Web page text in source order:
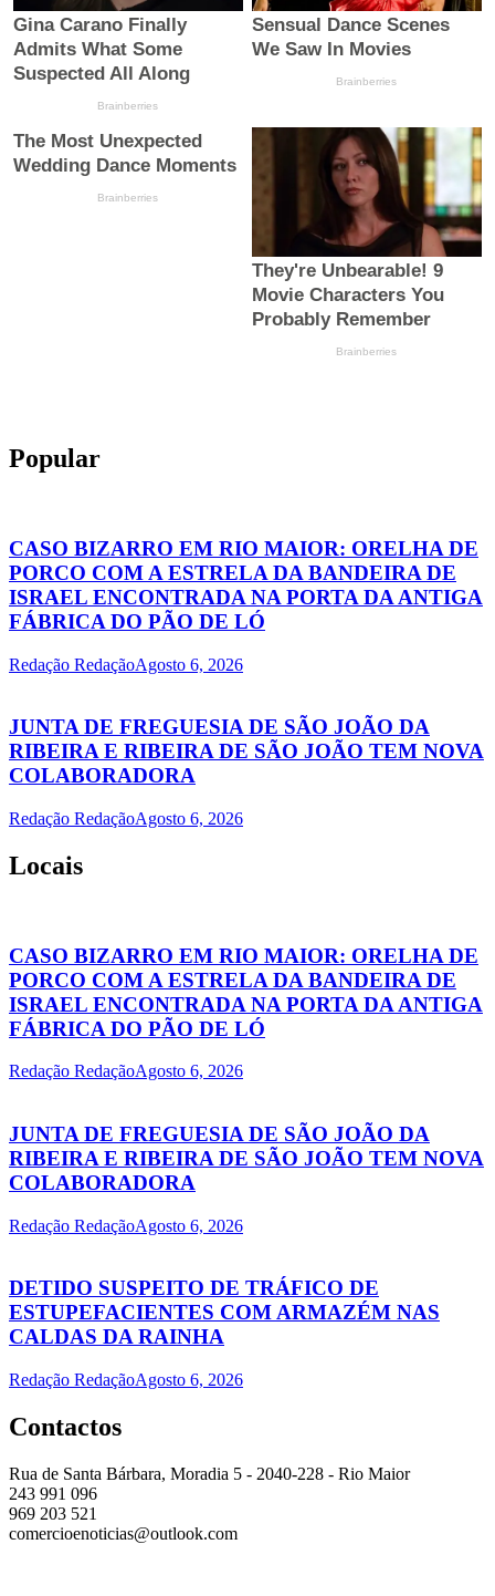
Popular
CASO BIZARRO EM RIO MAIOR: ORELHA DE
PORCO COM A ESTRELA DA BANDEIRA DE
ISRAEL ENCONTRADA NA PORTA DA ANTIGA
FÁBRICA DO PÃO DE LÓ
Redação RedaçãoAgosto 6, 2026
JUNTA DE FREGUESIA DE SÃO JOÃO DA
RIBEIRA E RIBEIRA DE SÃO JOÃO TEM NOVA
COLABORADORA
Redação RedaçãoAgosto 6, 2026
Locais
CASO BIZARRO EM RIO MAIOR: ORELHA DE
PORCO COM A ESTRELA DA BANDEIRA DE
ISRAEL ENCONTRADA NA PORTA DA ANTIGA
FÁBRICA DO PÃO DE LÓ
Redação RedaçãoAgosto 6, 2026
JUNTA DE FREGUESIA DE SÃO JOÃO DA
RIBEIRA E RIBEIRA DE SÃO JOÃO TEM NOVA
COLABORADORA
Redação RedaçãoAgosto 6, 2026
DETIDO SUSPEITO DE TRÁFICO DE
ESTUPEFACIENTES COM ARMAZÉM NAS
CALDAS DA RAINHA
Redação RedaçãoAgosto 6, 2026
Contactos
Rua de Santa Bárbara, Moradia 5 - 2040-228 - Rio Maior
243 991 096
969 203 521
comercioenoticias@outlook.com